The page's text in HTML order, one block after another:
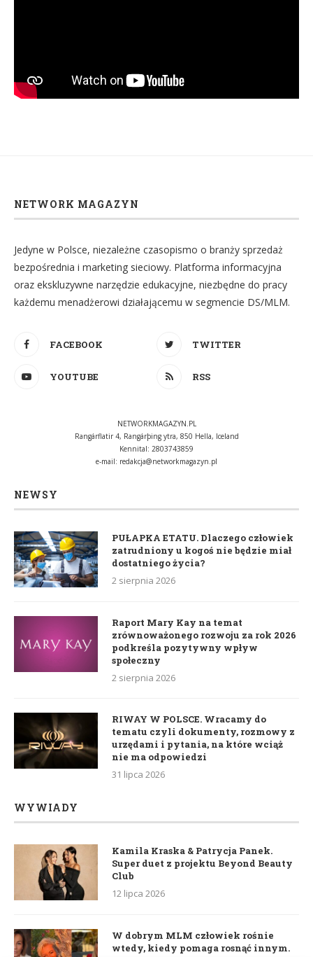
NETWORK MAGAZYN
Jedyne w Polsce, niezależne czasopismo o branży sprzedaż
bezpośrednia i marketing sieciowy. Platforma informacyjna
oraz ekskluzywne narzędzie edukacyjne, niezbędne do pracy
każdemu menadżerowi działającemu w segmencie DS/MLM.
FACEBOOK TWITTER
YOUTUBE RSS
NETWORKMAGAZYN.PL
Rangárflatir 4, Rangárþing ytra, 850 Hella, Iceland
Kennital: 2803743859
e-mail: redakcja@networkmagazyn.pl
NEWSY
PUŁAPKA ETATU. Dlaczego człowiek
zatrudniony u kogoś nie będzie miał
dostatniego życia?
2 sierpnia 2026
Raport Mary Kay na temat
zrównoważonego rozwoju za rok 2026
podkreśla pozytywny wpływ
społeczny
2 sierpnia 2026
RIWAY W POLSCE. Wracamy do
tematu czyli dokumenty, rozmowy z
urzędami i pytania, na które wciąż
nie ma odpowiedzi
31 lipca 2026
WYWIADY
Kamila Kraska & Patrycja Panek.
Super duet z projektu Beyond Beauty
Club
12 lipca 2026
W dobrym MLM człowiek rośnie
wtedy, kiedy pomaga rosnąć innym.